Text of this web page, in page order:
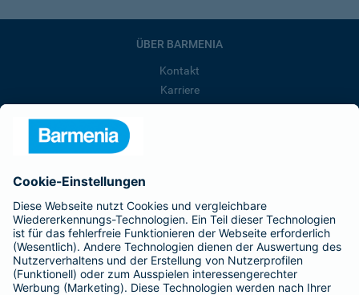
ÜBER BARMENIA
Kontakt
Karriere
Barmenia ist Teil der BarmeniaGothaer
BELIEBTE SEITEN
Kranken-Zusatzversicherung
Tierversicherungen
Haftpflichtversicherung